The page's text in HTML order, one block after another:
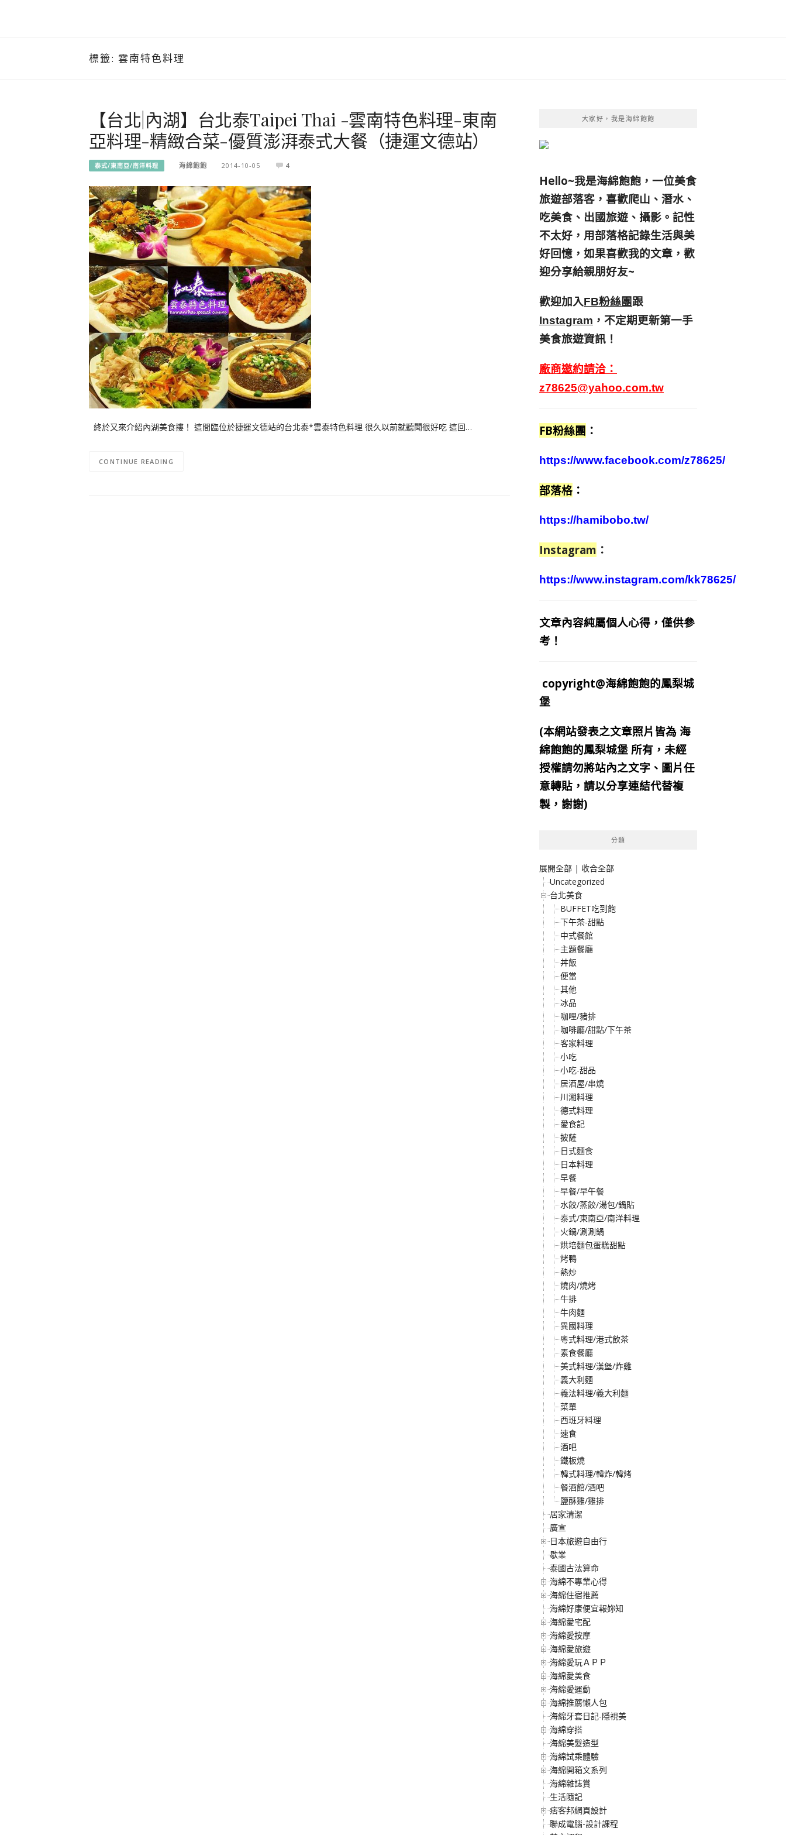
標籤: 雲南特色料理
【台北|內湖】台北泰Taipei Thai -雲南特色料理-東南
亞料理-精緻合菜-優質澎湃泰式大餐（捷運文德站）
泰式/東南亞/南洋料理 海綿飽飽 2014-10-05 4
終於又來介紹內湖美食摟！ 這間臨位於捷運文德站的台北泰*雲泰特色料理 很久以前就聽聞很好吃 這回…
CONTINUE READING
大家好，我是海綿飽飽
Hello~我是海綿飽飽，一位美食
旅遊部落客， 喜歡爬山、潛水、
吃美食、出國旅遊、攝影。 記性
不太好，用部落格記錄生活與美
好回憶， 如果喜歡我的文章，歡
迎分享給親朋好友~
歡迎加入FB粉絲團跟
Instagram ，不定期更新第一手
美食旅遊資訊！
廠商邀約請洽：
z78625@yahoo.com.tw
FB粉絲團 ：
https://www.facebook.com/z78625/
部落格 ：
https://hamibobo.tw/
Instagram ：
https://www.instagram.com/kk78625/
文章內容純屬個人心得，僅供參
考！
copyright@海綿飽飽的鳳梨城
堡
(本網站發表之文章照片皆為 海
綿飽飽的鳳梨城堡 所有，未經
授權請勿將站內之文字、圖片任
意轉貼，請以分享連結代替複
製，謝謝)
分類
展開全部 | 收合全部
Uncategorized
台北美食
BUFFET吃到飽
下午茶-甜點
中式餐館
主題餐廳
丼飯
便當
其他
冰品
咖哩/豬排
咖啡廳/甜點/下午茶
客家料理
小吃
小吃-甜品
居酒屋/串燒
川湘料理
德式料理
愛食記
披薩
日式麵食
日本料理
早餐
早餐/早午餐
水餃/蒸餃/湯包/鍋貼
泰式/東南亞/南洋料理
火鍋/涮涮鍋
烘培麵包蛋糕甜點
烤鴨
熱炒
燒肉/燒烤
牛排
牛肉麵
異國料理
粵式料理/港式飲茶
素食餐廳
美式料理/漢堡/炸雞
義大利麵
義法料理/義大利麵
菜單
西班牙料理
速食
酒吧
鐵板燒
韓式料理/韓炸/韓烤
餐酒館/酒吧
鹽酥雞/雞排
居家清潔
廣宣
日本旅遊自由行
歇業
泰國古法算命
海綿不專業心得
海綿住宿推薦
海綿好康便宜報妳知
海綿愛宅配
海綿愛按摩
海綿愛旅遊
海綿愛玩ＡＰＰ
海綿愛美食
海綿愛運動
海綿推薦懶人包
海綿牙套日記-隱視美
海綿穿搭
海綿美髮造型
海綿試乘體驗
海綿開箱文系列
海綿雜誌賞
生活隨記
痞客邦網頁設計
聯成電腦-設計課程